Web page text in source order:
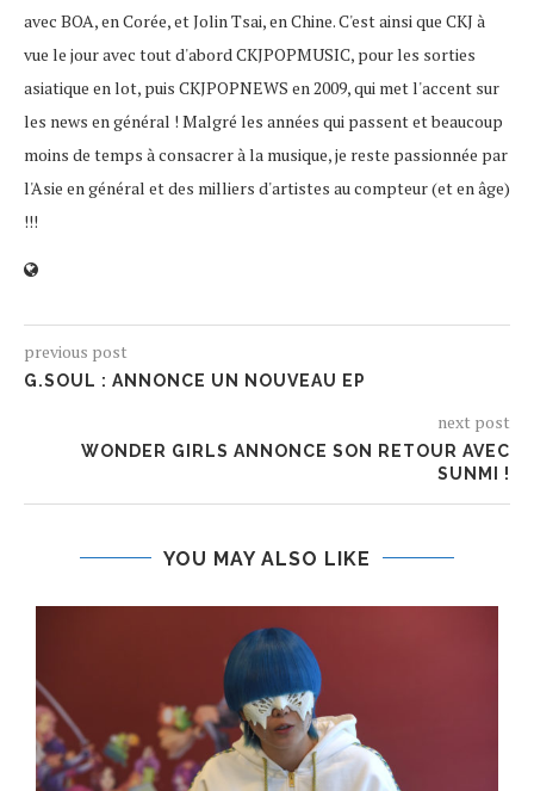
avec BOA, en Corée, et Jolin Tsai, en Chine. C'est ainsi que CKJ à
vue le jour avec tout d'abord CKJPOPMUSIC, pour les sorties
asiatique en lot, puis CKJPOPNEWS en 2009, qui met l'accent sur
les news en général ! Malgré les années qui passent et beaucoup
moins de temps à consacrer à la musique, je reste passionnée par
l'Asie en général et des milliers d'artistes au compteur (et en âge)
!!!
previous post
G.SOUL : ANNONCE UN NOUVEAU EP
next post
WONDER GIRLS ANNONCE SON RETOUR AVEC
SUNMI !
YOU MAY ALSO LIKE